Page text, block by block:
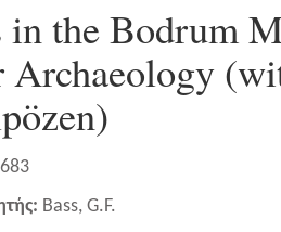
in the Bodrum
Archaeology
Bass, G.F.